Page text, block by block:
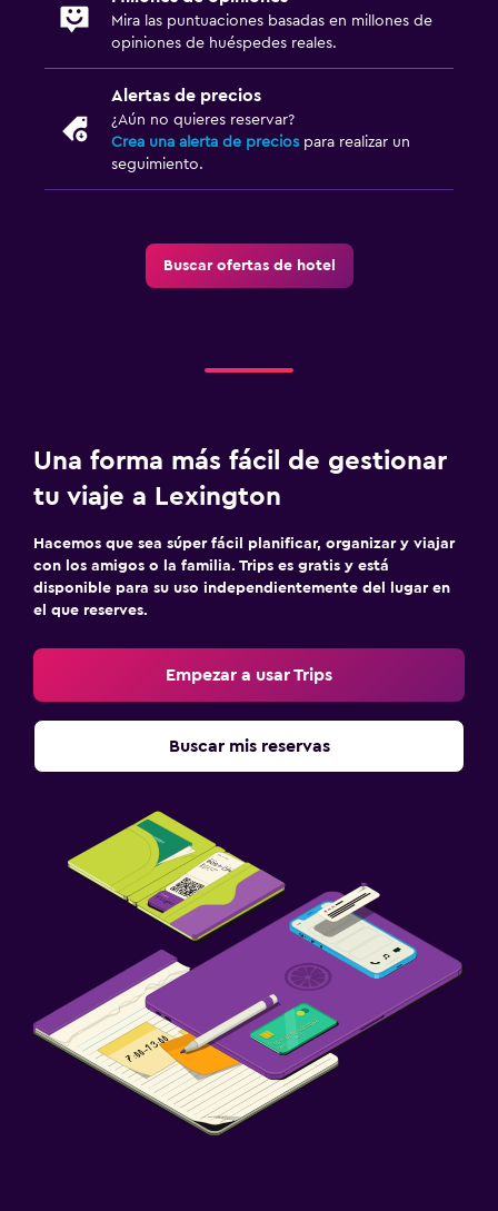
Mira las puntuaciones basadas en millones de
opiniones de huéspedes reales.
Alertas de precios
¿Aún no quieres reservar?
Crea una alerta de precios para realizar un
seguimiento.
Buscar ofertas de hotel
Una forma más fácil de gestionar
tu viaje a Lexington
Hacemos que sea súper fácil planificar, organizar y viajar
con los amigos o la familia. Trips es gratis y está
disponible para su uso independientemente del lugar en
el que reserves.
Empezar a usar Trips
Buscar mis reservas